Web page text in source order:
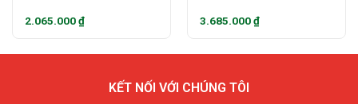
2.065.000₫ 3.685.000₫
KẾT NỐI VỚI CHÚNG TÔI